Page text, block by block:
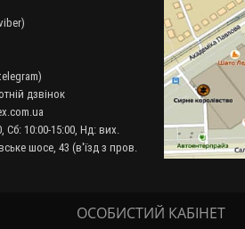
дзвінок
Сб: 10:00-15:00, Нд: вих.
шосе, 43 (в'їзд з пров.
ОСОБИСТИЙ КАБІНЕТ